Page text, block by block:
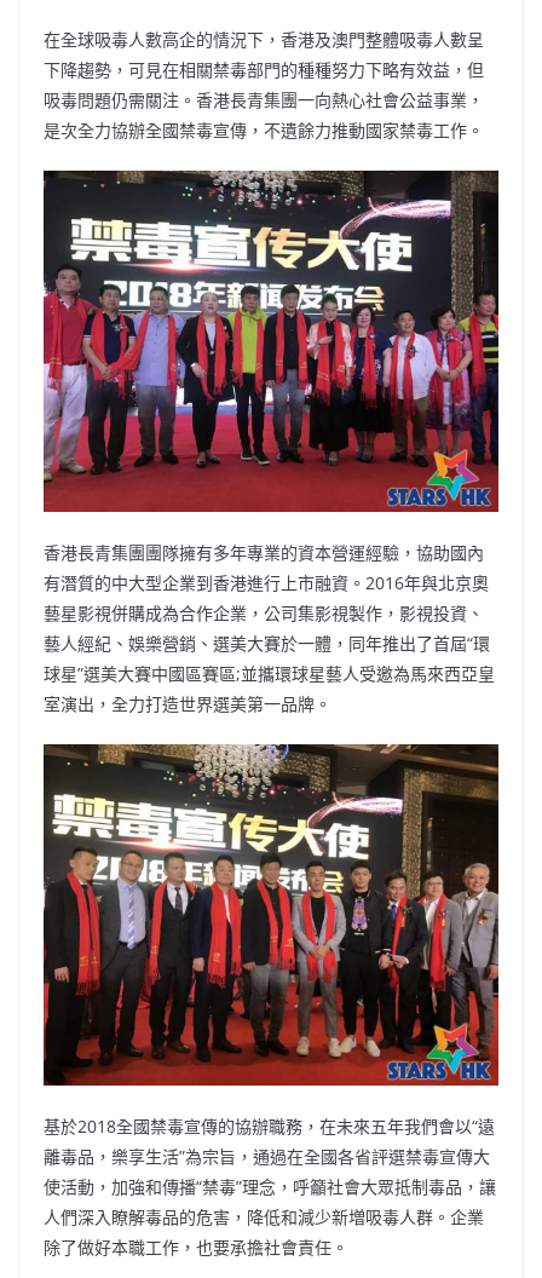
在全球吸毒人數高企的情況下，香港及澳門整體吸毒人數呈
下降趨勢，可見在相關禁毒部門的種種努力下略有效益，但
吸毒問題仍需關注。香港長青集團一向熱心社會公益事業，
是次全力協辦全國禁毒宣傳，不遺餘力推動國家禁毒工作。
香港長青集團團隊擁有多年專業的資本營運經驗，協助國內
有潛質的中大型企業到香港進行上市融資。2016年與北京奧
藝星影視併購成為合作企業，公司集影視製作，影視投資、
藝人經紀、娛樂營銷、選美大賽於一體，同年推出了首屆“環
球星”選美大賽中國區賽區;並攜環球星藝人受邀為馬來西亞皇
室演出，全力打造世界選美第一品牌。
基於2018全國禁毒宣傳的協辦職務，在未來五年我們會以“遠
離毒品，樂享生活”為宗旨，通過在全國各省評選禁毒宣傳大
使活動，加強和傳播“禁毒”理念，呼籲社會大眾抵制毒品，讓
人們深入瞭解毒品的危害，降低和減少新増吸毒人群。企業
除了做好本職工作，也要承擔社會責任。